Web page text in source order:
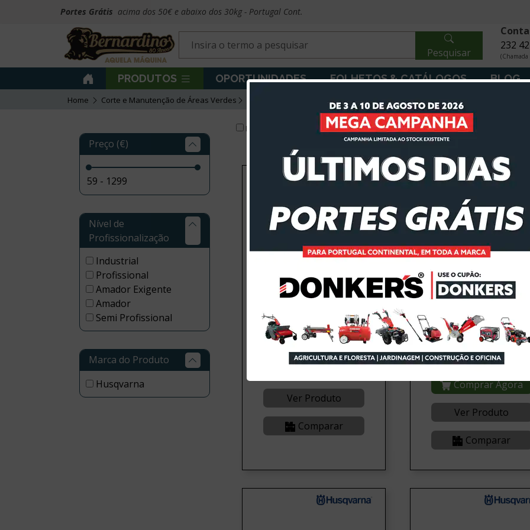
Portes Grátis acima dos 50€ e abaixo dos 30kg - Portugal Cont.
Pesquisar
232
PRODUTOS OPORTUNIDADES FOLHETOS & CATÁLOGOS BLOG
Home Corte e Manutenção de Áreas Verdes Acessórios Tratores Corta Relvas
Preço (€)
Nível de
Profissionalização
Industrial
Profissional
Amador Exigente
Amador
Semi Profissional
Marca do Produto
Husqvarna
Produtos em Promoção Mais Vendidos
Relvas Husqvarna
59,00€
Ver Produto
Comparar
Kit Mulching p/ Trator
Corta Relvas Husqvarna
97/100cm
180,00€
Comprar Agora
Ver Produto
Comparar